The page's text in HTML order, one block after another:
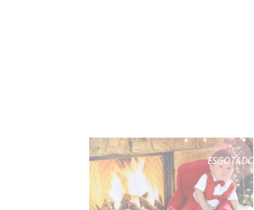
ESGOTADO